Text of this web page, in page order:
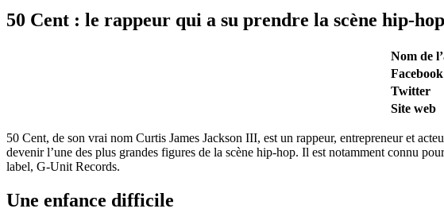
50 Cent : le rappeur qui a su prendre la scène hip-
Nom de
Facebook
Twitter
Site web
50 Cent, de son vrai nom Curtis James Jackson III, est un rappeur, entrepreneur et
devenir l’une des plus grandes figures de la scène hip-hop. Il est notamment connu
label, G-Unit Records.
Une enfance difficile